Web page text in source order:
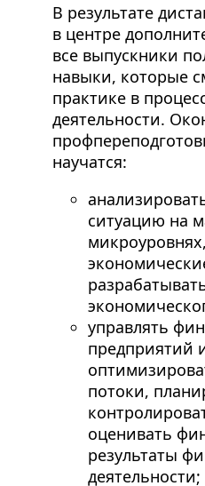
В результате
в центре
все выпускники
навыки, которые
практике в
деятельности.
научатся:
ситуацию на
управлять
предприятий
потоки,
оценивать
результаты
деятельности;